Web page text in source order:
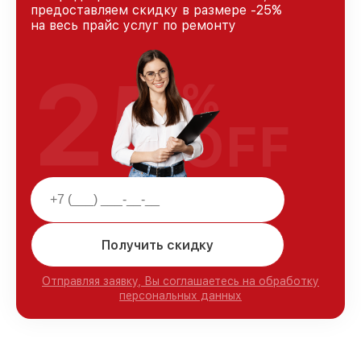
предоставляем скидку в размере -25%
на весь прайс услуг по ремонту
Получить скидку
Отправляя заявку, Вы соглашаетесь на обработку
персональных данных
25%
OFF